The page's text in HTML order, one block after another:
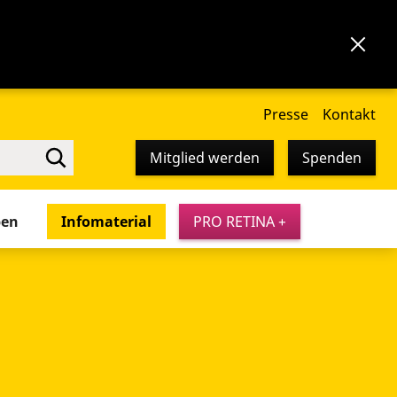
Presse Kontakt
Mitglied werden Spenden
Infomaterial PRO RETINA +